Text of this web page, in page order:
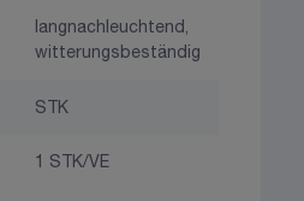
langnachleuchtend,
witterungsbeständig
STK
1 STK/VE